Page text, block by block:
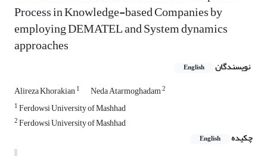
Process in Knowledge-based Companies by
employing DEMATEL and System dynamics
approaches
نویسندگان English
Alireza Khorakian1 Neda Atarmoghadam2
1Ferdowsi University of Mashhad
2Ferdowsi University of Mashhad
چکیده
English